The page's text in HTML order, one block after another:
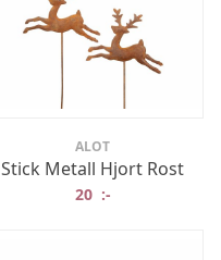
ALOT
Stick Metall Hjort Rost
20 :-